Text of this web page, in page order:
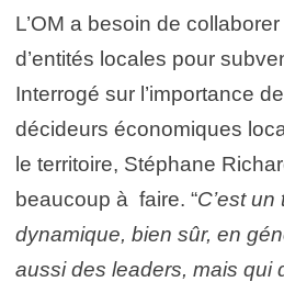
L’OM a besoin de
d’entités locales pour
Interrogé sur l’importance
décideurs économiques
le territoire, Stéphane
beaucoup à faire. “C’est
dynamique, bien sûr, en
aussi des leaders, mais qui